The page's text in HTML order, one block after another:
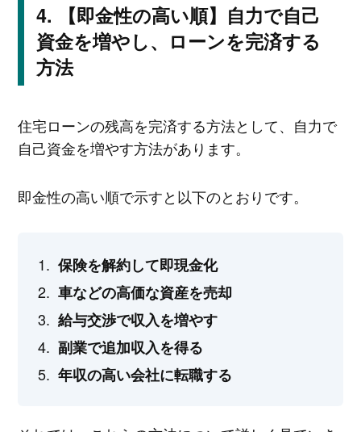
【即金性の高い順】自力で自己
資金を増やし、ローンを完済する
方法
住宅ローンの残高を完済する方法として、自力で
自己資金を増やす方法があります。
即金性の高い順で示すと以下のとおりです。
保険を解約して即現金化
車などの高価な資産を売却
給与交渉で収入を増やす
副業で追加収入を得る
年収の高い会社に転職する